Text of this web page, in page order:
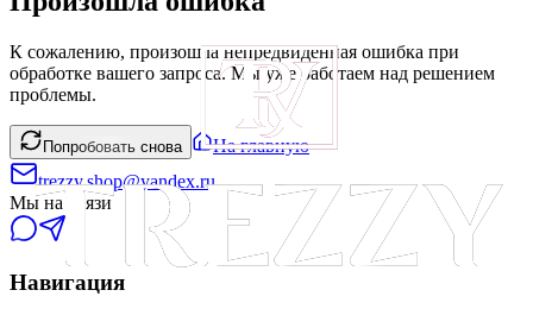
К сожалению, произошла непредвиденная ошибка при
обработке вашего запроса. Мы уже работаем над решением
проблемы.
Попробовать снова
На главную
trezzy.shop@yandex.ru
Мы на связи
Навигация